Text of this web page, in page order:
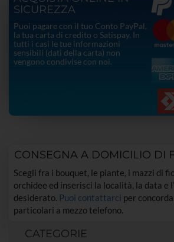
SICUREZZA
Puoi pagare con il tuo Conto PayPal,
la tua carta di credito o Satispay. In
tutti i casi le tue informazioni
sensibili (dati della carta) non
vengono condivise con noi.
CONSEGNA A DOMICILIO DI
Scegli fra i bouquet, le piante, i mazzi di
orchidee ed inserisci la località, la data e
desiderato. Puoi contattarci per
particolari a mezzo telefono.
CATEGORIE